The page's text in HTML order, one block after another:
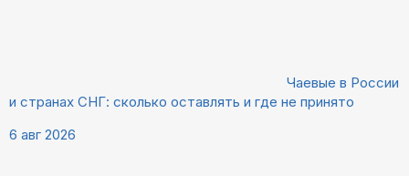
Чаевые в России
и странах СНГ: сколько оставлять и где не принято
6 авг 2026